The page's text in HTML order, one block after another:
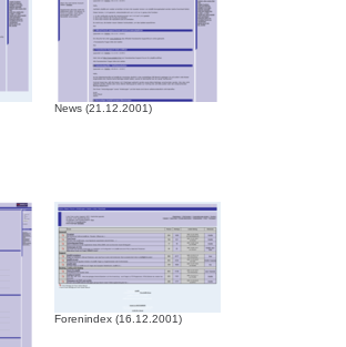
News (21.12.2001)
Forenindex (16.12.2001)